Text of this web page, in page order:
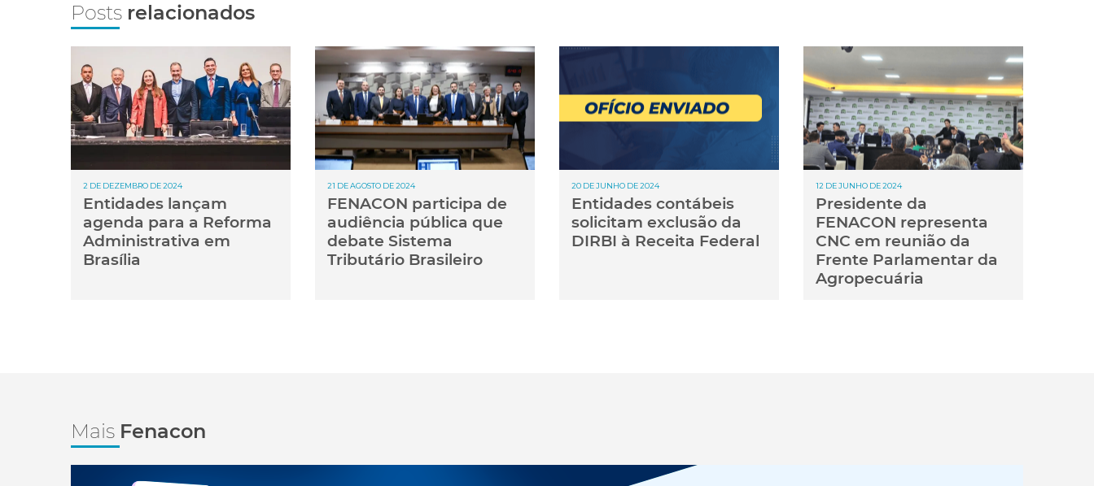
Posts relacionados
2 DE DEZEMBRO DE 2024
Entidades lançam
agenda para a Reforma
Administrativa em
Brasília
21 DE AGOSTO DE 2024
FENACON participa de
audiência pública que
debate Sistema
Tributário Brasileiro
20 DE JUNHO DE 2024
Entidades contábeis
solicitam exclusão da
DIRBI à Receita Federal
12 DE JUNHO DE 2024
Presidente da
FENACON representa
CNC em reunião da
Frente Parlamentar da
Agropecuária
Mais Fenacon